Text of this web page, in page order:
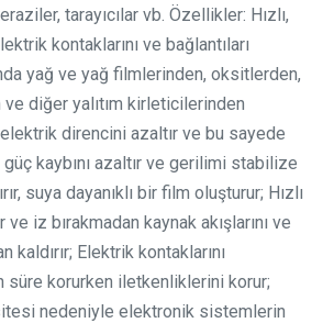
tarayıcılar vb. Özellikler: Hızlı,
kontaklarını ve bağlantıları
yağ ve yağ filmlerinden, oksitlerden,
diğer yalıtım kirleticilerinden
elektrik direncini azaltır ve bu sayede
güç kaybını azaltır ve gerilimi stabilize
suya dayanıklı bir film oluşturur; Hızlı
iz bırakmadan kaynak akışlarını ve
kaldırır; Elektrik kontaklarını
süre korurken iletkenliklerini korur;
nedeniyle elektronik sistemlerin